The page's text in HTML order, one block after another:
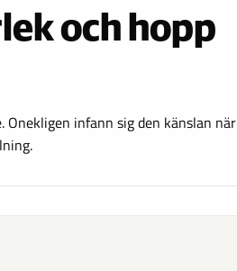
och hopp
Onekligen infann sig den känslan när